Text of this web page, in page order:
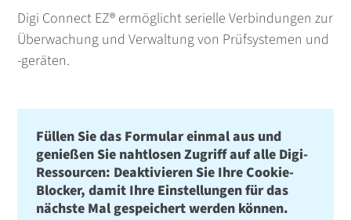
Digi Connect EZ® ermöglicht serielle Verbindungen zur
Überwachung und Verwaltung von Prüfsystemen und
-geräten.
Füllen Sie das Formular einmal aus und
genießen Sie nahtlosen Zugriff auf alle Digi-
Ressourcen: Deaktivieren Sie Ihre Cookie-
Blocker, damit Ihre Einstellungen für das
nächste Mal gespeichert werden können.